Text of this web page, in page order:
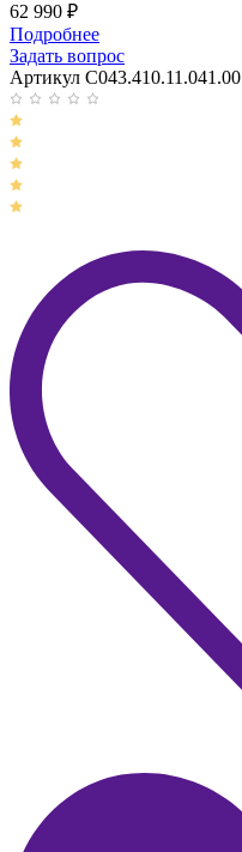
62 990 ₽
Подробнее
Задать вопрос
Артикул C043.410.11.041.00